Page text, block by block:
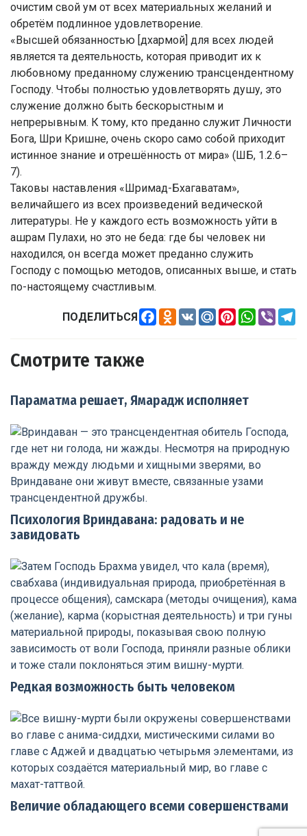
очистим свой ум от всех материальных желаний и
обретём подлинное удовлетворение.
«Высшей обязанностью [дхармой] для всех людей
является та деятельность, которая приводит их к
любовному преданному служению трансцендентному
Господу. Чтобы полностью удовлетворять душу, это
служение должно быть бескорыстным и
непрерывным. К тому, кто преданно служит Личности
Бога, Шри Кришне, очень скоро само собой приходит
истинное знание и отрешённость от мира» (ШБ, 1.2.6–
7).
Таковы наставления «Шримад-Бхагаватам»,
величайшего из всех произведений ведической
литературы. Не у каждого есть возможность уйти в
ашрам Пулахи, но это не беда: где бы человек ни
находился, он всегда может преданно служить
Господу с помощью методов, описанных выше, и стать
по-настоящему счастливым.
ПОДЕЛИТЬСЯ Facebook
Odnoklassniki
VK Mail.RuPinterestWhatsApp
Viber
Смотрите также
Параматма решает, Ямарадж исполняет
Психология Вриндавана: радовать и не
завидовать
Редкая возможность быть человеком
Величие обладающего всеми совершенствами